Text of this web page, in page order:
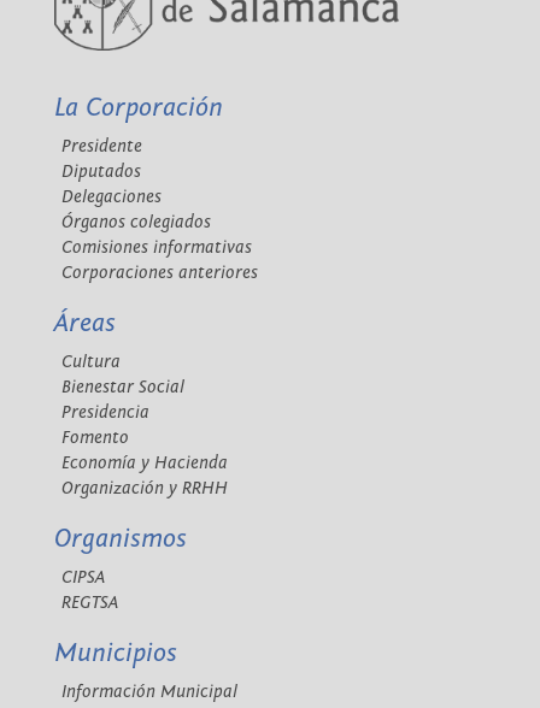
La Corporación
Presidente
Diputados
Delegaciones
Órganos colegiados
Comisiones informativas
Corporaciones anteriores
Áreas
Cultura
Bienestar Social
Presidencia
Fomento
Economía y Hacienda
Organización y RRHH
Organismos
CIPSA
REGTSA
Municipios
Información Municipal